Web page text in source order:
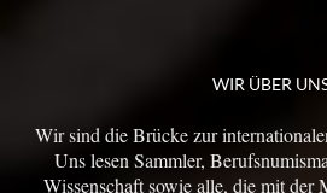
WIR ÜBER
Wir sind die Brücke zur
Uns lesen Sammler,
Wissenschaft sowie alle, die mit der